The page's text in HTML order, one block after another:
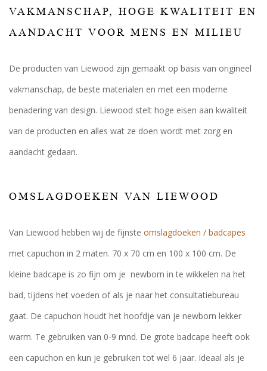
VAKMANSCHAP, HOGE KWALITEIT EN
AANDACHT VOOR MENS EN MILIEU
De producten van Liewood zijn gemaakt op basis van origineel
vakmanschap, de beste materialen en met een moderne
benadering van design. Liewood stelt hoge eisen aan kwaliteit
van de producten en alles wat ze doen wordt met zorg en
aandacht gedaan.
OMSLAGDOEKEN VAN LIEWOOD
Van Liewood hebben wij de fijnste omslagdoeken / badcapes
met capuchon in 2 maten. 70 x 70 cm en 100 x 100 cm. De
kleine badcape is zo fijn om je newborn in te wikkelen na het
bad, tijdens het voeden of als je naar het consultatiebureau
gaat. De capuchon houdt het hoofdje van je newborn lekker
warm. Te gebruiken van 0-9 mnd. De grote badcape heeft ook
een capuchon en kun je gebruiken tot wel 6 jaar. Ideaal als je